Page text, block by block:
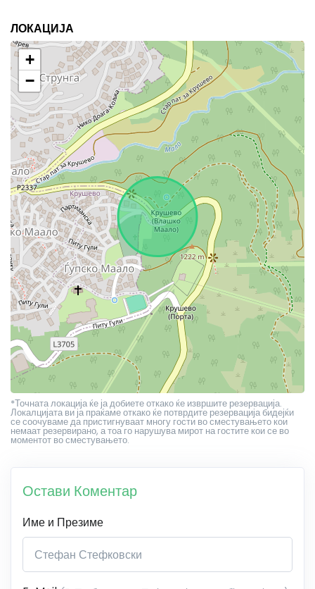
ЛОКАЦИЈА
+
−
*Точната локација ќе ја добиете откако ќе извршите резервација.
Локалцијата ви ја праќаме откако ќе потврдите резервација бидејќи
се соочуваме да пристигнуваат многу гости во сместувањето кои
немаат резервирано, а тоа го нарушува мирот на гостите кои се во
моментот во сместувањето.
Остави Коментар
Име и Презиме